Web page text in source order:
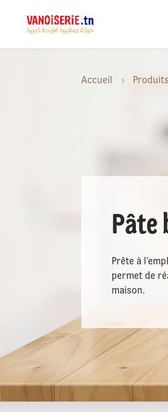
Accueil 5 Produits
Pâte
Prête à
permet de
maison.